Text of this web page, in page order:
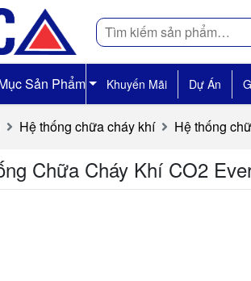
Tìm
kiếm
Sản Phẩm Khuyến Mãi Dự Án
Hệ thống chữa cháy khí Hệ thống
Chữa Cháy Khí CO2